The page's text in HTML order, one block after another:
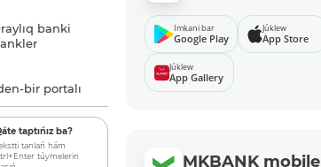
banki
bir portalı
taptıńız ba?
tanlań hám
túymelerin
Imkani bar
Google Play
Júklew
App Store
Júklew
App Gallery
MKBANK mobile